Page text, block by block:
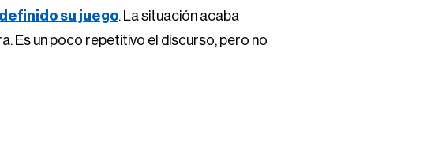
su juego. La situación acaba
Es un poco repetitivo el discurso, pero no